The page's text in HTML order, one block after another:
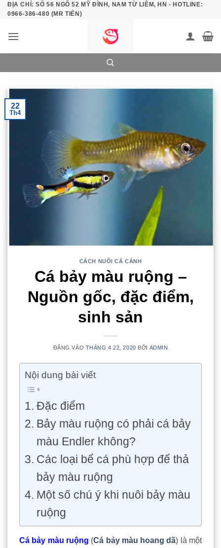
Bỏ
qua
dung
ĐỊA CHỈ: SỐ 56 NGÕ 52 MỸ ĐÌNH, NAM TỪ LIÊM, HN - HOTLINE:
0966-386-480 (MR TIẾN)
22
Th4
CÁCH NUÔI CÁ CẢNH
Cá bảy màu ruộng –
Nguồn gốc, đặc điểm,
sinh sản
ĐĂNG VÀO THÁNG 4 22, 2020 BỞI ADMIN
Nội dung bài viết
Đặc điểm
Bảy màu ruộng có phải cá bảy
màu Endler không?
Các loại bể cá phù hợp để thả
bảy màu ruộng
Một số chú ý khi nuôi bảy màu
ruộng
Cá bảy màu ruộng (Cá bảy màu hoang dã) là một